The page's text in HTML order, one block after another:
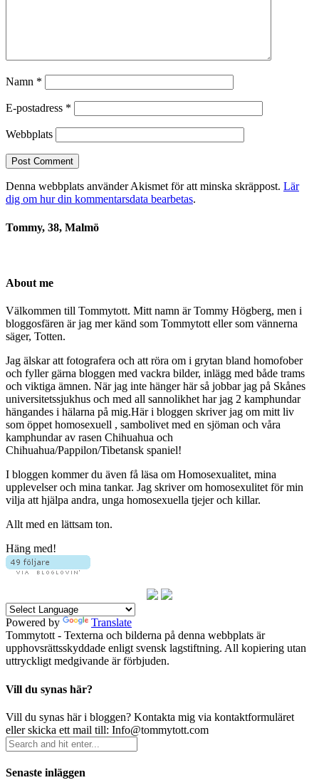
Namn *
E-postadress *
Webbplats
Denna webbplats använder Akismet för att minska skräppost. Lär
dig om hur din kommentarsdata bearbetas.
Tommy, 38, Malmö
About me
Välkommen till Tommytott. Mitt namn är Tommy Högberg, men i
bloggosfären är jag mer känd som Tommytott eller som vännerna
säger, Totten.
Jag älskar att fotografera och att röra om i grytan bland homofober
och fyller gärna bloggen med vackra bilder, inlägg med både trams
och viktiga ämnen. När jag inte hänger här så jobbar jag på Skånes
universitetssjukhus och med all sannolikhet har jag 2 kamphundar
hängandes i hälarna på mig.Här i bloggen skriver jag om mitt liv
som öppet homosexuell , sambolivet med en sjöman och våra
kamphundar av rasen Chihuahua och
Chihuahua/Pappilon/Tibetansk spaniel!
I bloggen kommer du även få läsa om Homosexualitet, mina
upplevelser och mina tankar. Jag skriver om homosexulitet för min
vilja att hjälpa andra, unga homosexuella tjejer och killar.
Allt med en lättsam ton.
Häng med!
Powered by
Translate
Tommytott - Texterna och bilderna på denna webbplats är
upphovsrättsskyddade enligt svensk lagstiftning. All kopiering utan
uttryckligt medgivande är förbjuden.
Vill du synas här?
Vill du synas här i bloggen? Kontakta mig via kontaktformuläret
eller skicka ett mail till: Info@tommytott.com
Senaste inläggen